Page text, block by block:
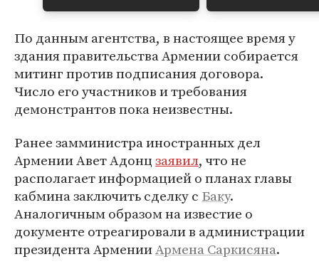
По данным агентства, в настоящее время у
здания правительства Армении собирается
митинг против подписания договора.
Число его участников и требования
демонстрантов пока неизвестны.
Ранее замминистра иностранных дел
Армении Авет Адонцзаявил, что не
располагает информацией о планах главы
кабмина заключить сделку с Баку.
Аналогичным образом на известие о
документе отреагировали в администрации
президента АрменииАрмена Саркисяна.